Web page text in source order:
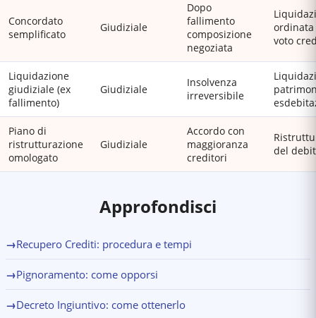
Concordato
semplificato
Giudiziale
Dopo
fallimento
composizione
negoziata
ordinata
voto
Liquidazione
giudiziale (ex
fallimento)
Giudiziale
Insolvenza
irreversibile
Piano di
ristrutturazione
omologato
Giudiziale
Accordo con
maggioranza
creditori
del
Approfondisci
→Recupero Crediti: procedura e tempi
→Pignoramento: come opporsi
→Decreto Ingiuntivo: come ottenerlo